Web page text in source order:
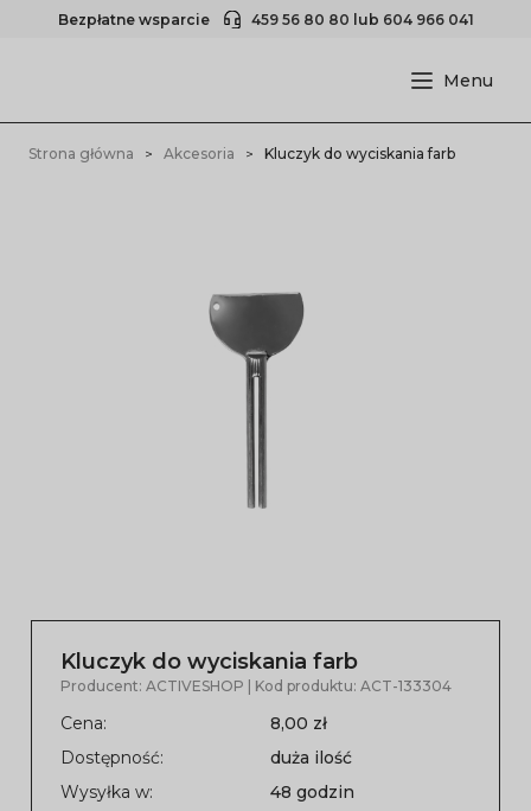
Bezpłatne wsparcie 459 56 80 80 lub 604 966 041
Strona główna Akcesoria Kluczyk do wyciskania farb
Kluczyk do wyciskania farb
Producent: ACTIVESHOP | Kod produktu: ACT-133304
Cena:
8,00 zł
Dostępność:
duża ilość
Wysyłka w:
48 godzin